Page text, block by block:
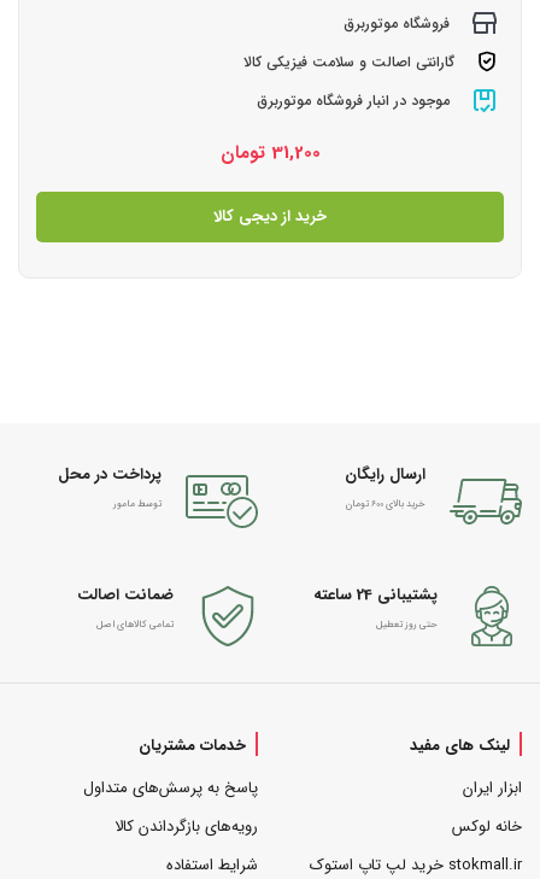
فروشگاه موتوربرق
گارانتی اصالت و سلامت فیزیکی کالا
موجود در انبار فروشگاه موتوربرق
31,200 تومان
خرید از دیجی کالا
ارسال رایگان
خرید بالای 600 تومان
پرداخت در محل
توسط مامور
پشتیبانی 24 ساعته
حتی روز تعطیل
ضمانت اصالت
تمامی کالاهای اصل
لینک های مفید
ابزار ایران
خانه لوکس
stokmall.ir خرید لپ تاپ استوک
خدمات مشتریان
پاسخ به پرسش‌های متداول
رویه‌های بازگرداندن کالا
شرایط استفاده